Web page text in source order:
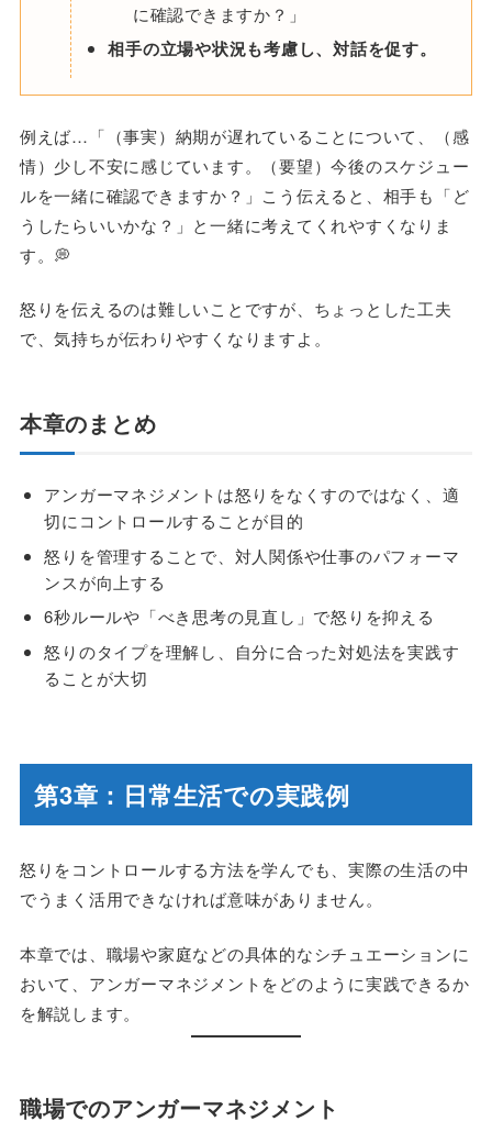
に確認できますか？」
相手の立場や状況も考慮し、対話を促す。
例えば…「（事実）納期が遅れていることについて、（感
情）少し不安に感じています。（要望）今後のスケジュー
ルを一緒に確認できますか？」こう伝えると、相手も「ど
うしたらいいかな？」と一緒に考えてくれやすくなりま
す。💭
怒りを伝えるのは難しいことですが、ちょっとした工夫
で、気持ちが伝わりやすくなりますよ。
本章のまとめ
アンガーマネジメントは怒りをなくすのではなく、適
切にコントロールすることが目的
怒りを管理することで、対人関係や仕事のパフォーマ
ンスが向上する
6秒ルールや「べき思考の見直し」で怒りを抑える
怒りのタイプを理解し、自分に合った対処法を実践す
ることが大切
第3章：日常生活での実践例
怒りをコントロールする方法を学んでも、実際の生活の中
でうまく活用できなければ意味がありません。
本章では、職場や家庭などの具体的なシチュエーションに
おいて、アンガーマネジメントをどのように実践できるか
を解説します。
職場でのアンガーマネジメント